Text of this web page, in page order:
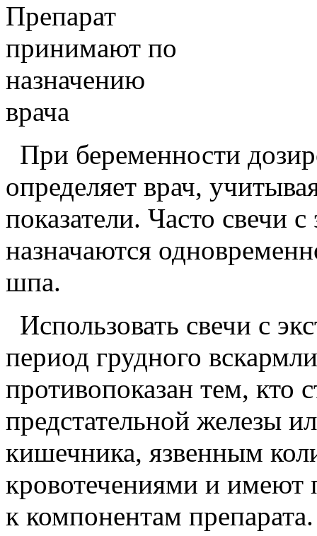
Препарат
принимают по
назначению
врача
При беременности
определяет врач,
показатели. Часто свечи
назначаются
шпа.
Использовать свечи с
период грудного
противопоказан тем, кто
предстательной железы
кишечника, язвенным
кровотечениями и имеют
к компонентам препарата.